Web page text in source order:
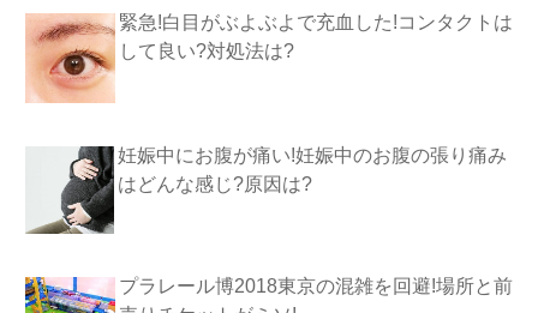
緊急!白目がぶよぶよで充血した!コンタクトは
して良い?対処法は?
妊娠中にお腹が痛い!妊娠中のお腹の張り痛み
はどんな感じ?原因は?
プラレール博2018東京の混雑を回避!場所と前